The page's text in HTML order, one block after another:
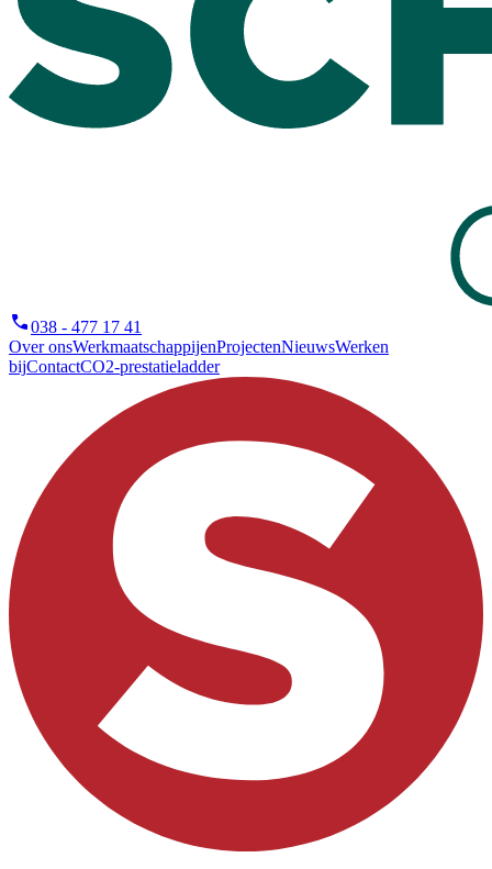
038 - 477 17 41
Over onsWerkmaatschappijenProjectenNieuwsWerken
bijContactCO2-prestatieladder